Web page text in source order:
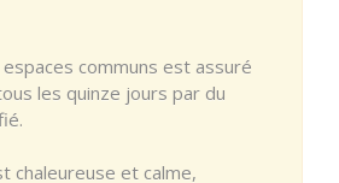
communs est assuré
les quinze jours par du
chaleureuse et calme,